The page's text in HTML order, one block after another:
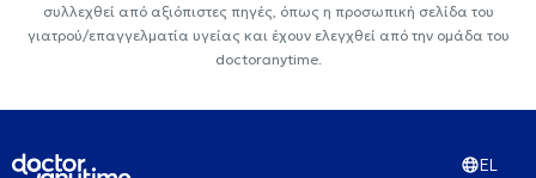
συλλεχθεί από αξιόπιστες πηγές, όπως η προσωπική σελίδα του
γιατρού/επαγγελματία υγείας και έχουν ελεγχθεί από την ομάδα του
doctoranytime.
EL